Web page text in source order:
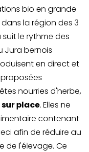
bio en grande
la région des 3
le rythme des
Jura bernois
en direct et
nourries d'herbe,
sur place. Elles ne
contenant
afin de réduire au
de l'élevage. Ce